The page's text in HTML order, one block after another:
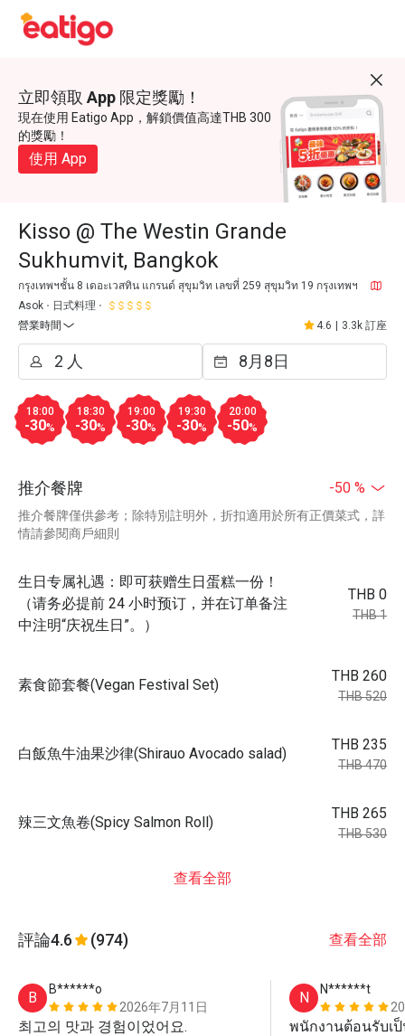
立即領取 App 限定獎勵！
現在使用 Eatigo App，解鎖價值高達THB 300
的獎勵！
使用 App
Kisso @ The Westin Grande
Sukhumvit, Bangkok
กรุงเทพฯชั้น 8 เดอะเวสทิน แกรนด์ สุขุมวิท เลขที่ 259 สุขุมวิท 19 กรุงเทพฯ
Asok
日式料理
營業時間
4.6 3.3k 訂座
18:00
-30%
18:30
-30%
19:00
-30%
19:30
-30%
20:00
-50%
推介餐牌 -50 %
推介餐牌僅供參考；除特別註明外，折扣適用於所有正價菜式，詳
情請參閱商戶細則
生日专属礼遇：即可获赠生日蛋糕一份！
（请务必提前 24 小时预订，并在订单备注
中注明“庆祝生日”。）
THB 0
THB 1
素食節套餐(Vegan Festival Set)
THB 260
THB 520
白飯魚牛油果沙律(Shirauo Avocado salad)
THB 235
THB 470
辣三文魚卷(Spicy Salmon Roll)
THB 265
THB 530
查看全部
評論4.6 (974) 查看全部
B
B******o
2026年7月11日
최고의 맛과 경험이었어요.
N
N******t
พนักงานต้อนรับเ